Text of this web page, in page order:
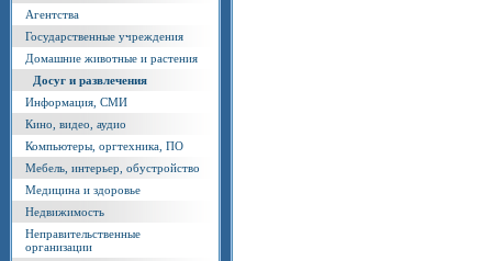
Агентства
Государственные учреждения
Домашние животные и растения
Досуг и развлечения
Информация, СМИ
Кино, видео, аудио
Компьютеры, оргтехника, ПО
Мебель, интерьер, обустройство
Медицина и здоровье
Недвижимость
Неправительственные
организации